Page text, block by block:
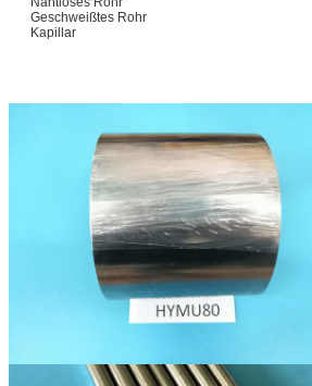
Geschweißtes Rohr
Kapillar